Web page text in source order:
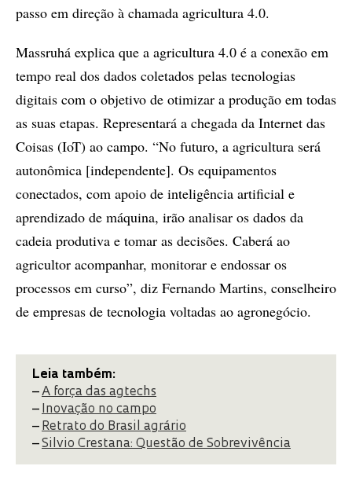
passo em direção à chamada agricultura 4.0.
Massruhá explica que a agricultura 4.0 é a conexão em
tempo real dos dados coletados pelas tecnologias
digitais com o objetivo de otimizar a produção em todas
as suas etapas. Representará a chegada da Internet das
Coisas (IoT) ao campo. “No futuro, a agricultura será
autonômica [independente]. Os equipamentos
conectados, com apoio de inteligência artificial e
aprendizado de máquina, irão analisar os dados da
cadeia produtiva e tomar as decisões. Caberá ao
agricultor acompanhar, monitorar e endossar os
processos em curso”, diz Fernando Martins, conselheiro
de empresas de tecnologia voltadas ao agronegócio.
Leia também:
–A força das agtechs
– Inovação no campo
– Retrato do Brasil agrário
–Silvio Crestana: Questão de Sobrevivência